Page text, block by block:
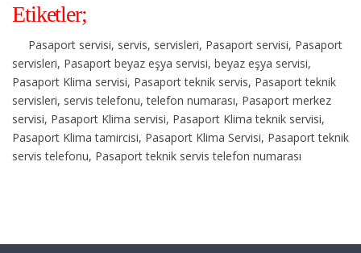
Etiketler;
Pasaport servisi, servis, servisleri, Pasaport servisi, Pasaport
servisleri, Pasaport beyaz eşya servisi, beyaz eşya servisi,
Pasaport Klima servisi, Pasaport teknik servis, Pasaport teknik
servisleri, servis telefonu, telefon numarası, Pasaport merkez
servisi, Pasaport Klima servisi, Pasaport Klima teknik servisi,
Pasaport Klima tamircisi, Pasaport Klima Servisi, Pasaport teknik
servis telefonu, Pasaport teknik servis telefon numarası